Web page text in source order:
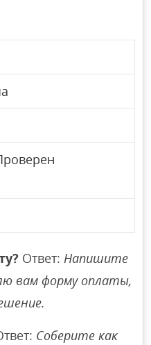
Ответ:Напишите
вам форму оплаты,
Соберите как